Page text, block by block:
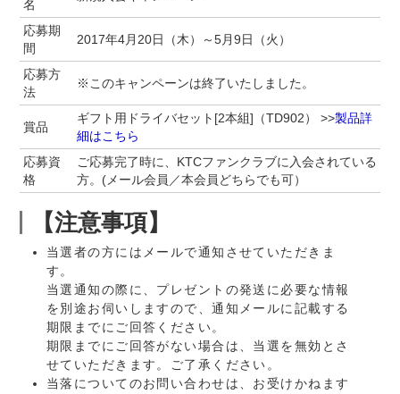
名
応募期
間
2017年4月20日（木）～5月9日（火）
応募方
法
※このキャンペーンは終了いたしました。
賞品
ギフト用ドライバセット[2本組]（TD902） >>製品詳
細はこちら
応募資
格
ご応募完了時に、KTCファンクラブに入会されている
方。(メール会員／本会員どちらでも可）
【注意事項】
当選者の方にはメールで通知させていただきま
す。
当選通知の際に、プレゼントの発送に必要な情報
を別途お伺いしますので、通知メールに記載する
期限までにご回答ください。
期限までにご回答がない場合は、当選を無効とさ
せていただきます。ご了承ください。
当落についてのお問い合わせは、お受けかねます